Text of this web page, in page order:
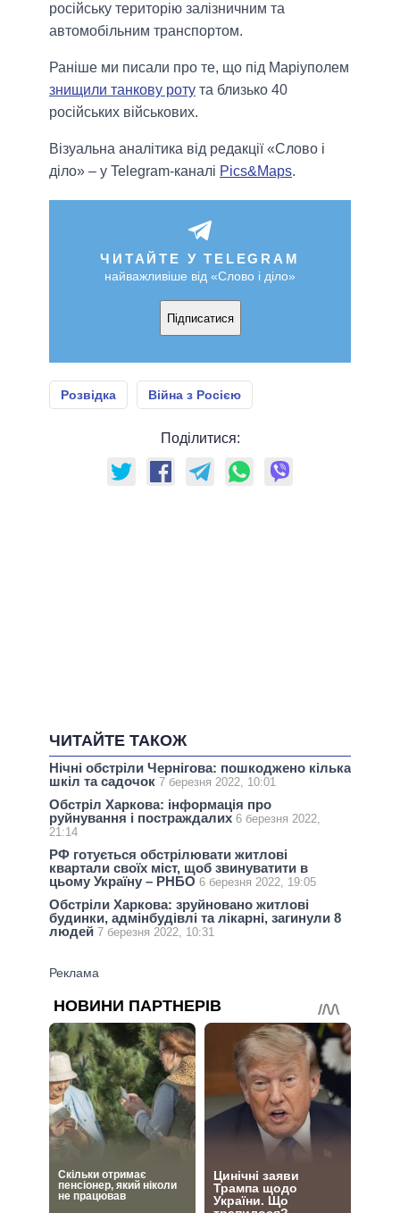
російську територію залізничним та
автомобільним транспортом.
Раніше ми писали про те, що під Маріуполем
знищили танкову роту та близько 40
російських військових.
Візуальна аналітика від редакції «Слово і
діло» – у Telegram-каналі Pics&Maps.
ЧИТАЙТЕ У TELEGRAM
найважливіше від «Слово і діло»
Підписатися
Розвідка Війна з Росією
Поділитися:
ЧИТАЙТЕ ТАКОЖ
Нічні обстріли Чернігова: пошкоджено кілька
шкіл та садочок 7 березня 2022, 10:01
Обстріл Харкова: інформація про
руйнування і постраждалих 6 березня 2022,
21:14
РФ готується обстрілювати житлові
квартали своїх міст, щоб звинуватити в
цьому Україну – РНБО 6 березня 2022, 19:05
Обстріли Харкова: зруйновано житлові
будинки, адмінбудівлі та лікарні, загинули 8
людей 7 березня 2022, 10:31